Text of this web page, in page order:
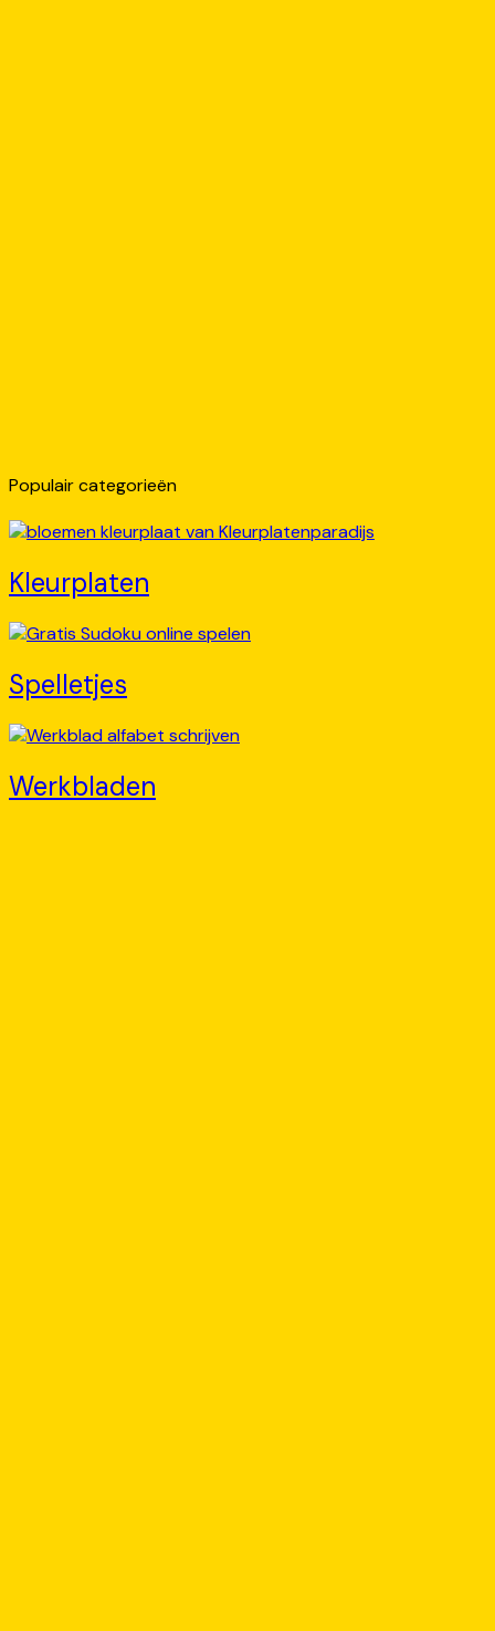
Populair categorieën
Kleurplaten
Spelletjes
Werkbladen